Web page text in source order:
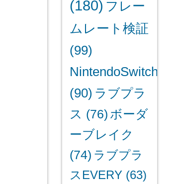
(180) フレー
ムレート検証
(99)
NintendoSwitch
(90) ラブプラ
ス (76) ボーダ
ーブレイク
(74) ラブプラ
スEVERY(63)